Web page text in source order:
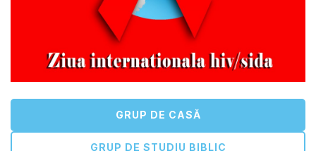
GRUP DE CASĂ
GRUP DE STUDIU BIBLIC